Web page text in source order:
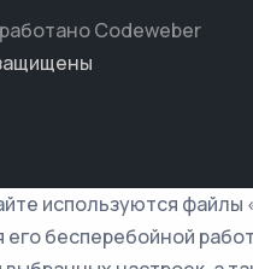
Codeweber
используются файлы
его бесперебойной